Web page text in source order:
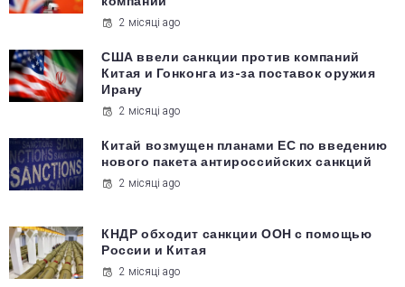
2 місяці ago
США ввели санкции против компаний
Китая и Гонконга из-за поставок оружия
Ирану
2 місяці ago
Китай возмущен планами ЕС по введению
нового пакета антироссийских санкций
2 місяці ago
КНДР обходит санкции ООН с помощью
России и Китая
2 місяці ago